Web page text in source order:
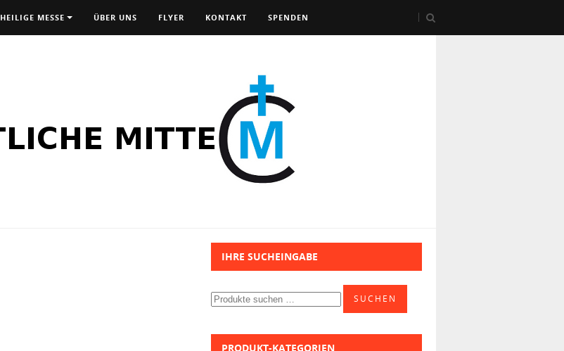
HEILIGE MESSE ÜBER UNS FLYER KONTAKT SPENDEN
IHRE SUCHEINGABE
Suchen
nach:
SUCHEN
PRODUKT-KATEGORIEN